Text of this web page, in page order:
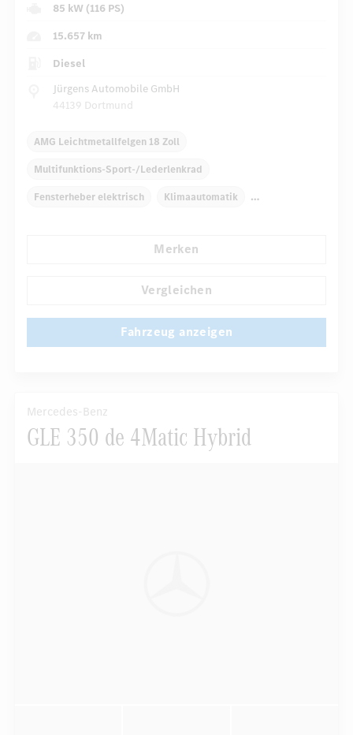
85 kW (116 PS)
15.657 km
Diesel
Jürgens Automobile GmbH
44139 Dortmund
AMG Leichtmetallfelgen 18 Zoll
Multifunktions-Sport-/Lederlenkrad
Fensterheber elektrisch Klimaautomatik
Regensensor
Merken
Vergleichen
Fahrzeug anzeigen
Mercedes-Benz
GLE 350 de 4Matic Hybrid